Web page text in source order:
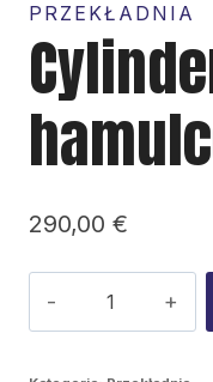
PRZEKŁADNIA
290,00 €
Cylinder